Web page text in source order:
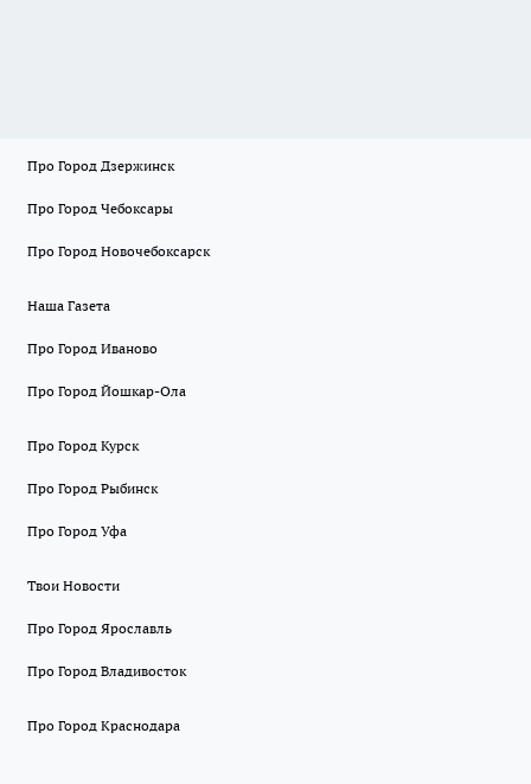
Про Город Дзержинск
Про Город Чебоксары
Про Город Новочебоксарск
Наша Газета
Про Город Иваново
Про Город Йошкар-Ола
Про Город Курск
Про Город Рыбинск
Про Город Уфа
Твои Новости
Про Город Ярославль
Про Город Владивосток
Про Город Краснодара